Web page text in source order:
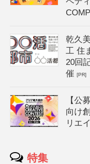
乾久
工 住
20回
催[PR]
【公
向け
リエ
特集